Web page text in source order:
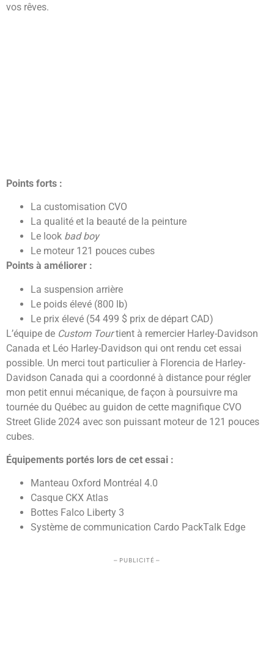
vos rêves.
Points forts :
La customisation CVO
La qualité et la beauté de la peinture
Le look bad boy
Le moteur 121 pouces cubes
Points à améliorer :
La suspension arrière
Le poids élevé (800 lb)
Le prix élevé (54 499 $ prix de départ CAD)
L’équipe de Custom Tourtient à remercier Harley-Davidson
Canada et Léo Harley-Davidson qui ont rendu cet essai
possible. Un merci tout particulier à Florencia de Harley-
Davidson Canada qui a coordonné à distance pour régler
mon petit ennui mécanique, de façon à poursuivre ma
tournée du Québec au guidon de cette magnifique CVO
Street Glide 2024 avec son puissant moteur de 121 pouces
cubes.
Équipements portés lors de cet essai :
Manteau Oxford Montréal 4.0
Casque CKX Atlas
Bottes Falco Liberty 3
Système de communication Cardo PackTalk Edge
– PUBLICITÉ –